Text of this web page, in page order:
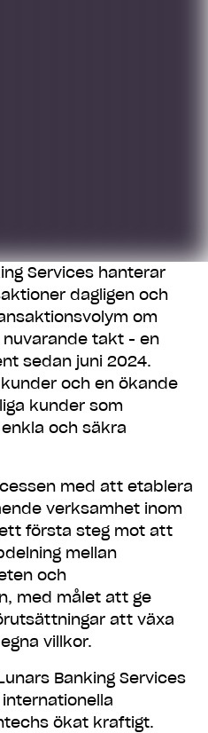
000 000
Det innebär att du kan
direkt från din mobil. Du
att börja hantera dina
Services hanterar
dagligen och
om
takt - en
sedan juni 2024.
och en ökande
kunder som
och säkra
med att etablera
verksamhet inom
första steg mot att
mellan
och
med målet att ge
att växa
villkor.
Banking Services
ökat kraftigt.